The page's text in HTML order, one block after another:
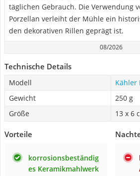
täglichen Gebrauch. Die Verwendung
Porzellan verleiht der Mühle ein
den dekorativen Rillen geprägt ist.
08/2026
Technische Details
Modell
Kähler
Gewicht
250 g
Größe
13 x 6
Vorteile
korrosionsbeständig
es Keramikmahlwerk